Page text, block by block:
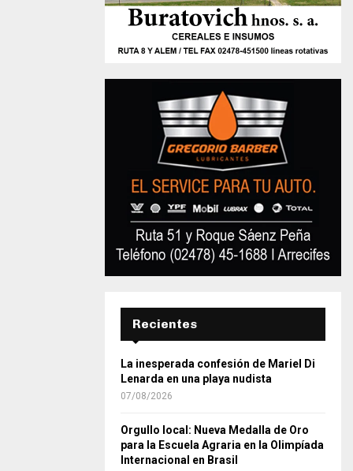
Recientes
La inesperada confesión de Mariel Di
Lenarda en una playa nudista
07/08/2026
Orgullo local: Nueva Medalla de Oro
para la Escuela Agraria en la Olimpíada
Internacional en Brasil